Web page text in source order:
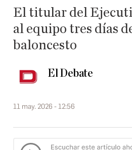
El titular del
al equipo tres días
baloncesto
El Debate
11 may. 2026 - 12:56